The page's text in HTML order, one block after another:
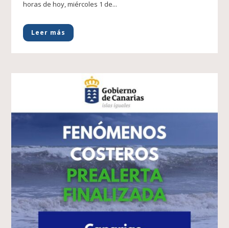
horas de hoy, miércoles 1 de...
Leer más